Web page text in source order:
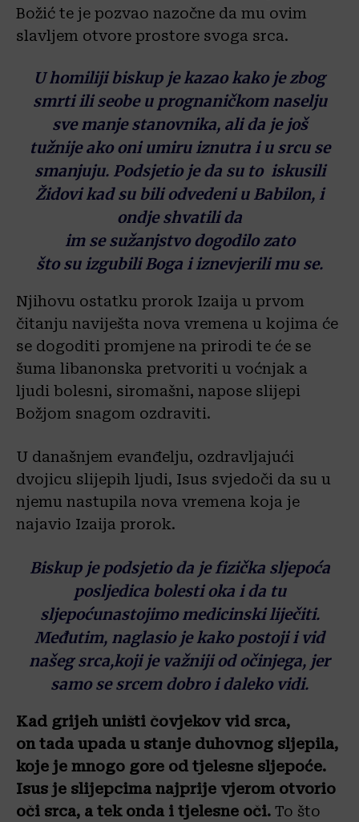
Božić te je pozvao nazočne da mu ovim
slavljem otvore prostore svoga srca.
U homilijibiskup jekazao kakojezbog
smrti ili seobe u prognaničkom naselju
sve manje stanovnika, alida je još
tužnije ako oni umiru iznutra iu srcuse
smanjuju. Podsjetio jeda su toiskusili
Židovi kad su bili odvedeni u Babilon, i
ondje shvatili da
im sesužanjstvodogodilo zato
štosu izgubili Boga i iznevjerili mu se.
Njihovu ostatku prorok Izaija u prvom
čitanju naviješta nova vremena u kojima će
se dogoditi promjene na prirodi te će se
šuma libanonska pretvoriti u voćnjak a
ljudi bolesni, siromašni, napose slijepi
Božjom snagom ozdraviti.
U današnjem evanđelju, ozdravljajući
dvojicu slijepih ljudi, Isus svjedoči da su u
njemu nastupila nova vremena koja je
najavio Izaija prorok.
Biskup je podsjetio da je fizička sljepoća
posljedica bolesti oka i da tu
sljepoćunastojimo medicinski liječiti.
Međutim, naglasio je kako postoji i vid
našeg srca,koji je važniji odočinjega, jer
samo se srcem dobro i daleko vidi.
Kad grijeh uništi čovjekov vid srca,
on tada upada u stanje duhovnog sljepila,
koje je mnogo gore od tjelesne sljepoće.
Isus je slijepcima najprije vjerom otvorio
oči srca, a tek onda i tjelesne oči. To što